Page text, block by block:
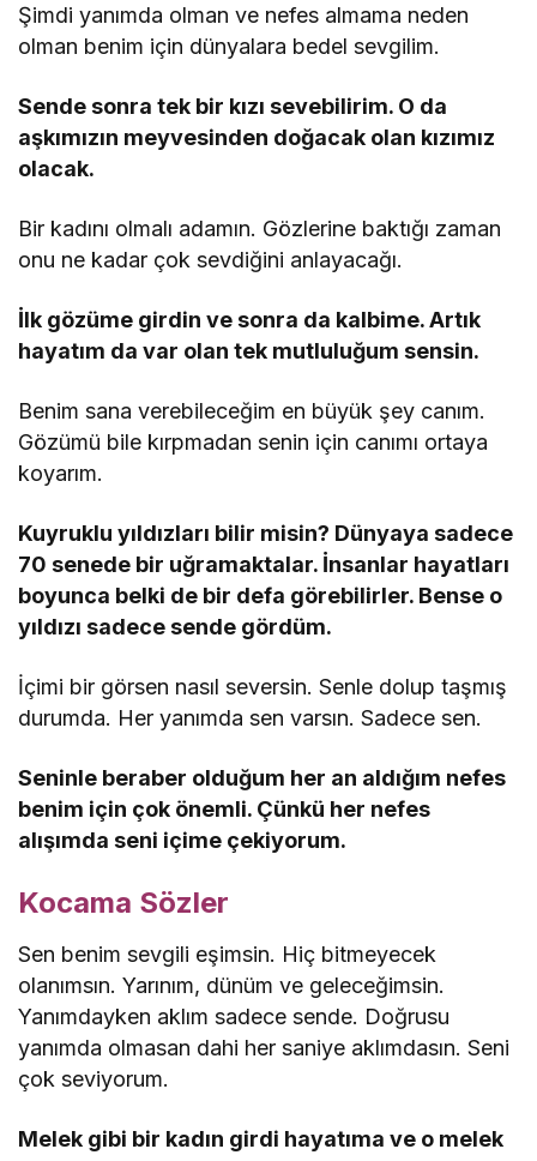
Şimdi yanımda olman ve nefes almama neden
olman benim için dünyalara bedel sevgilim.
Sende sonra tek bir kızı sevebilirim. O da
aşkımızın meyvesinden doğacak olan kızımız
olacak.
Bir kadını olmalı adamın. Gözlerine baktığı zaman
onu ne kadar çok sevdiğini anlayacağı.
İlk gözüme girdin ve sonra da kalbime. Artık
hayatım da var olan tek mutluluğum sensin.
Benim sana verebileceğim en büyük şey canım.
Gözümü bile kırpmadan senin için canımı ortaya
koyarım.
Kuyruklu yıldızları bilir misin? Dünyaya sadece
70 senede bir uğramaktalar. İnsanlar hayatları
boyunca belki de bir defa görebilirler. Bense o
yıldızı sadece sende gördüm.
İçimi bir görsen nasıl seversin. Senle dolup taşmış
durumda. Her yanımda sen varsın. Sadece sen.
Seninle beraber olduğum her an aldığım nefes
benim için çok önemli. Çünkü her nefes
alışımda seni içime çekiyorum.
Kocama Sözler
Sen benim sevgili eşimsin. Hiç bitmeyecek
olanımsın. Yarınım, dünüm ve geleceğimsin.
Yanımdayken aklım sadece sende. Doğrusu
yanımda olmasan dahi her saniye aklımdasın. Seni
çok seviyorum.
Melek gibi bir kadın girdi hayatıma ve o melek